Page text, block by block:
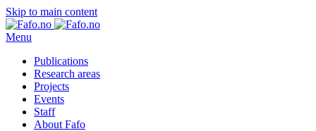
Skip to main content
Menu
Publications
Research areas
Projects
Events
Staff
About Fafo